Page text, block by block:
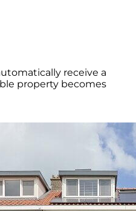
receive a
property becomes